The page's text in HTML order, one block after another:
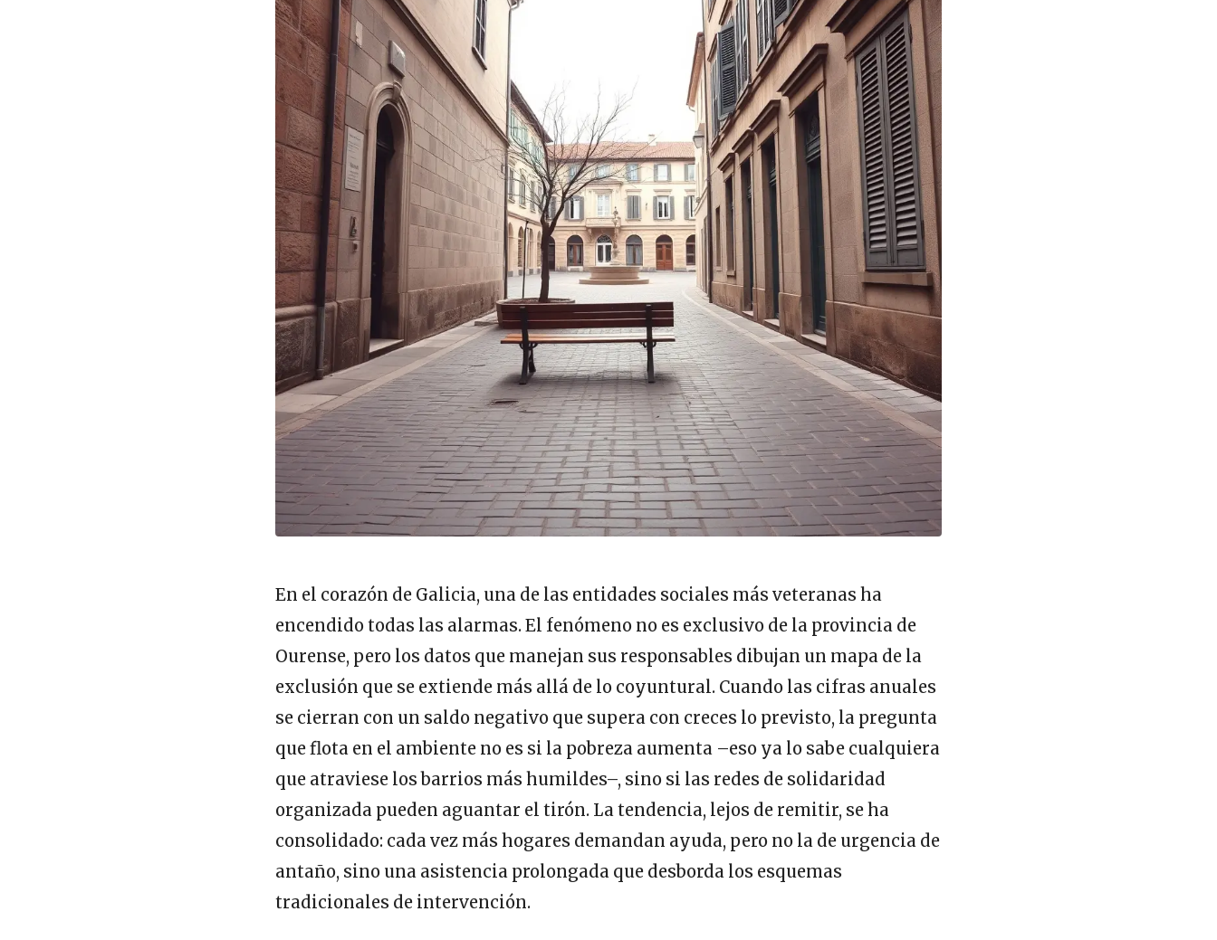
En el corazón de Galicia, una de las entidades sociales más veteranas ha
encendido todas las alarmas. El fenómeno no es exclusivo de la provincia de
Ourense, pero los datos que manejan sus responsables dibujan un mapa de la
exclusión que se extiende más allá de lo coyuntural. Cuando las cifras anuales
se cierran con un saldo negativo que supera con creces lo previsto, la pregunta
que flota en el ambiente no es si la pobreza aumenta –eso ya lo sabe cualquiera
que atraviese los barrios más humildes–, sino si las redes de solidaridad
organizada pueden aguantar el tirón. La tendencia, lejos de remitir, se ha
consolidado: cada vez más hogares demandan ayuda, pero no la de urgencia de
antaño, sino una asistencia prolongada que desborda los esquemas
tradicionales de intervención.